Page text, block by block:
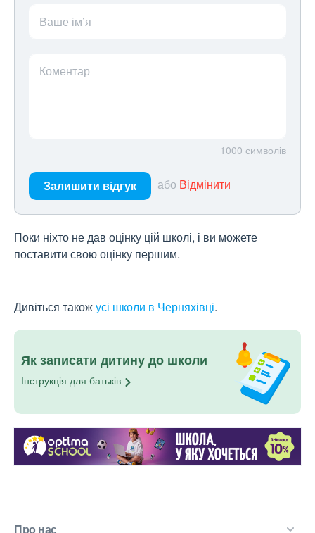
Ваше ім’я
Коментар
1000 символів
Залишити відгук або Відмінити
Поки ніхто не дав оцінку цій школі, і ви можете
поставити свою оцінку першим.
Дивіться такожусі школи в Черняхівці.
Як записати дитину до школи
Інструкція для батьків
Про нас